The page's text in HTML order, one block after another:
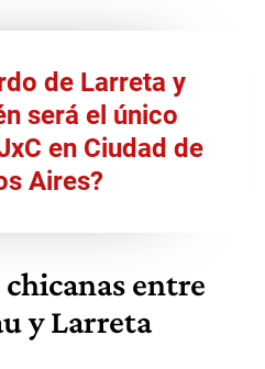
de Larreta y
será el único
en Ciudad de
Aires?
entre
y Larreta